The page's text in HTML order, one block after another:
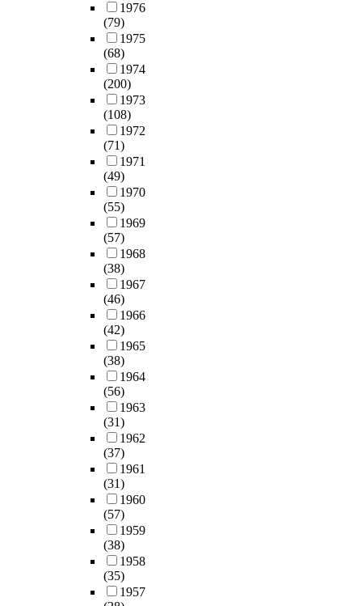
1976
(79)
1975
(68)
1974
(200)
1973
(108)
1972
(71)
1971
(49)
1970
(55)
1969
(57)
1968
(38)
1967
(46)
1966
(42)
1965
(38)
1964
(56)
1963
(31)
1962
(37)
1961
(31)
1960
(57)
1959
(38)
1958
(35)
1957